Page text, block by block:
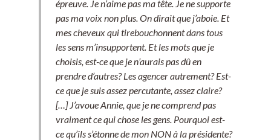
épreuve. Je n’aime pas ma tête. Je ne supporte
pas ma voix non plus. On dirait que j’aboie. Et
mes cheveux qui tirebouchonnent dans tous
les sens m’insupportent. Et les mots que je
choisis, est-ce que je n’aurais pas dû en
prendre d’autres? Les agencer autrement? Est-
ce que je suis assez percutante, assez claire?
[…] J’avoue Annie, que je ne comprend pas
vraiment ce qui chose les gens. Pourquoi est-
ce qu’ils s’étonne de mon NON à la présidente?